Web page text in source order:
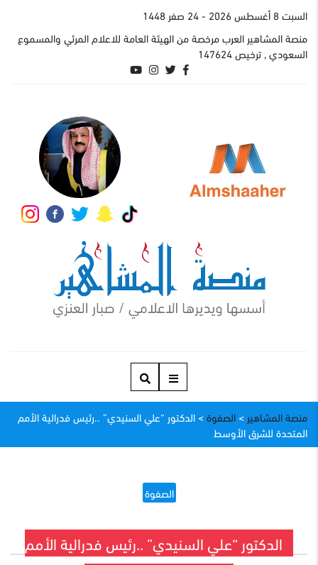
السبت 8 أغسطس 2026
- 24 صفر 1448
منصة المشاهير العرب مرخصة من الهيئة العامة للاعلام المرئي والمسموع
السعودي , ترخيص 147624
منصة المشاهير > الصفوة> الدكتور “علي السنيدي” ..رئيس فدرالية الأمم
المتحدة للشرق الأوسط
الصفوة
الدكتور “علي السنيدي” ..رئيس فدرالية الأمم